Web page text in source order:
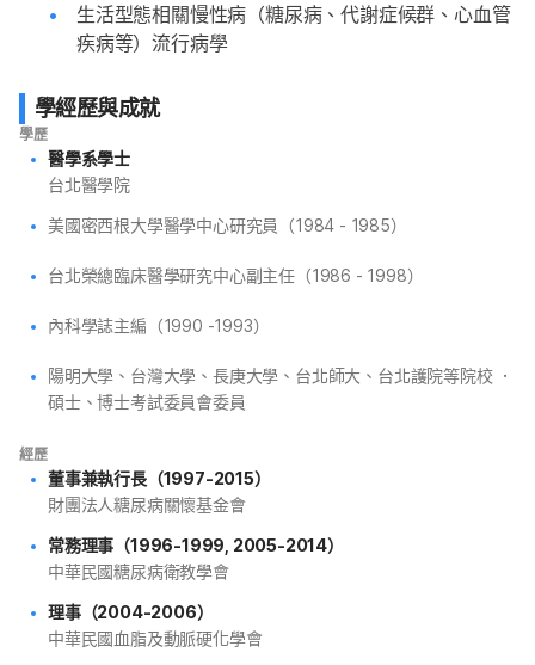
生活型態相關慢性病（糖尿病、代謝症候群、心血管
疾病等）流行病學
學經歷與成就
學歷
醫學系學士
台北醫學院
美國密西根大學醫學中心研究員（1984 - 1985）
台北榮總臨床醫學研究中心副主任（1986 - 1998）
內科學誌主編（1990 -1993）
陽明大學、台灣大學、長庚大學、台北師大、台北護院等院校 ．
碩士、博士考試委員會委員
經歷
董事兼執行長（1997-2015）
財團法人糖尿病關懷基金會
常務理事（1996-1999, 2005-2014）
中華民國糖尿病衛教學會
理事（2004-2006）
中華民國血脂及動脈硬化學會